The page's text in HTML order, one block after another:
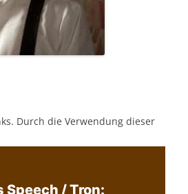
Durch die Verwendung dieser